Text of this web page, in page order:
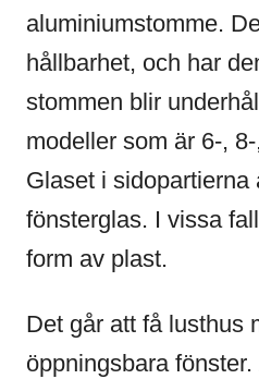
aluminiumstomme.
hållbarhet, och har
stommen blir
modeller som är 6-,
Glaset i sidopartierna
fönsterglas. I vissa
form av plast.
Det går att få lusthus
öppningsbara